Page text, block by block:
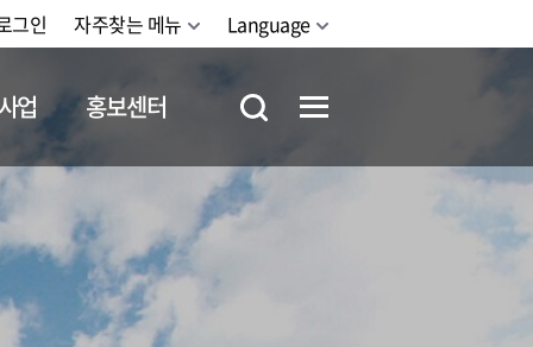
그인 자주찾는 메뉴 Language
업 홍보센터